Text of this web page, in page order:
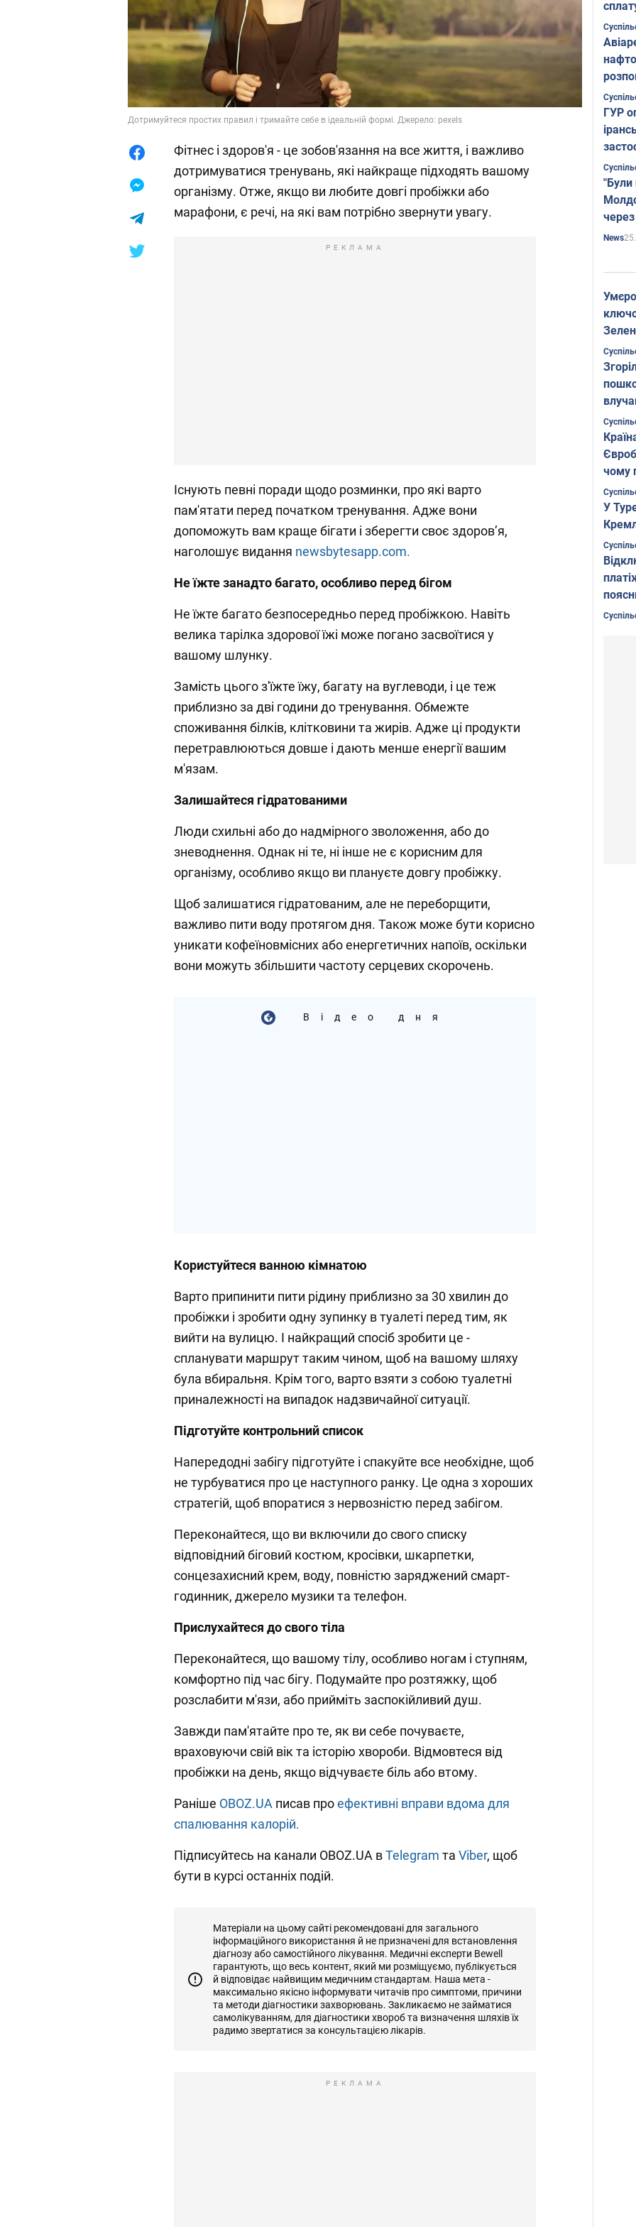
Дотримуйтеся простих правил і тримайте себе в ідеальній формі. Джерело: pexels
Фітнес і здоров'я - це зобов'язання на все життя, і важливо
дотримуватися тренувань, які найкраще підходять вашому
організму. Отже, якщо ви любите довгі пробіжки або
марафони, є речі, на які вам потрібно звернути увагу.
РЕКЛАМА
Існують певні поради щодо розминки, про які варто
пам'ятати перед початком тренування. Адже вони
допоможуть вам краще бігати і зберегти своє здоров’я,
наголошує видання newsbytesapp.com.
Не їжте занадто багато, особливо перед бігом
Не їжте багато безпосередньо перед пробіжкою. Навіть
велика тарілка здорової їжі може погано засвоїтися у
вашому шлунку.
Замість цього з'їжте їжу, багату на вуглеводи, і це теж
приблизно за дві години до тренування. Обмежте
споживання білків, клітковини та жирів. Адже ці продукти
перетравлюються довше і дають менше енергії вашим
м'язам.
Залишайтеся гідратованими
Люди схильні або до надмірного зволоження, або до
зневоднення. Однак ні те, ні інше не є корисним для
організму, особливо якщо ви плануєте довгу пробіжку.
Щоб залишатися гідратованим, але не переборщити,
важливо пити воду протягом дня. Також може бути корисно
уникати кофеїновмісних або енергетичних напоїв, оскільки
вони можуть збільшити частоту серцевих скорочень.
Відео дня
Користуйтеся ванною кімнатою
Варто припинити пити рідину приблизно за 30 хвилин до
пробіжки і зробити одну зупинку в туалеті перед тим, як
вийти на вулицю. І найкращий спосіб зробити це -
спланувати маршрут таким чином, щоб на вашому шляху
була вбиральня. Крім того, варто взяти з собою туалетні
приналежності на випадок надзвичайної ситуації.
Підготуйте контрольний список
Напередодні забігу підготуйте і спакуйте все необхідне, щоб
не турбуватися про це наступного ранку. Це одна з хороших
стратегій, щоб впоратися з нервозністю перед забігом.
Переконайтеся, що ви включили до свого списку
відповідний біговий костюм, кросівки, шкарпетки,
сонцезахисний крем, воду, повністю заряджений смарт-
годинник, джерело музики та телефон.
Прислухайтеся до свого тіла
Переконайтеся, що вашому тілу, особливо ногам і ступням,
комфортно під час бігу. Подумайте про розтяжку, щоб
розслабити м'язи, або прийміть заспокійливий душ.
Завжди пам'ятайте про те, як ви себе почуваєте,
враховуючи свій вік та історію хвороби. Відмовтеся від
пробіжки на день, якщо відчуваєте біль або втому.
Раніше OBOZ.UA писав проефективні вправи вдома для
спалювання калорій.
Підписуйтесь на канали OBOZ.UA вTelegram та Viber, щоб
бути в курсі останніх подій.
Матеріали на цьому сайті рекомендовані для загального
інформаційного використання й не призначені для встановлення
діагнозу або самостійного лікування. Медичні експерти Bewell
гарантують, що весь контент, який ми розміщуємо, публікується
й відповідає найвищим медичним стандартам. Наша мета -
максимально якісно інформувати читачів про симптоми, причини
та методи діагностики захворювань. Закликаємо не займатися
самолікуванням, для діагностики хвороб та визначення шляхів їх
радимо звертатися за консультацією лікарів.
РЕКЛАМА
ГУР
"Були
News
Фото
чому
У